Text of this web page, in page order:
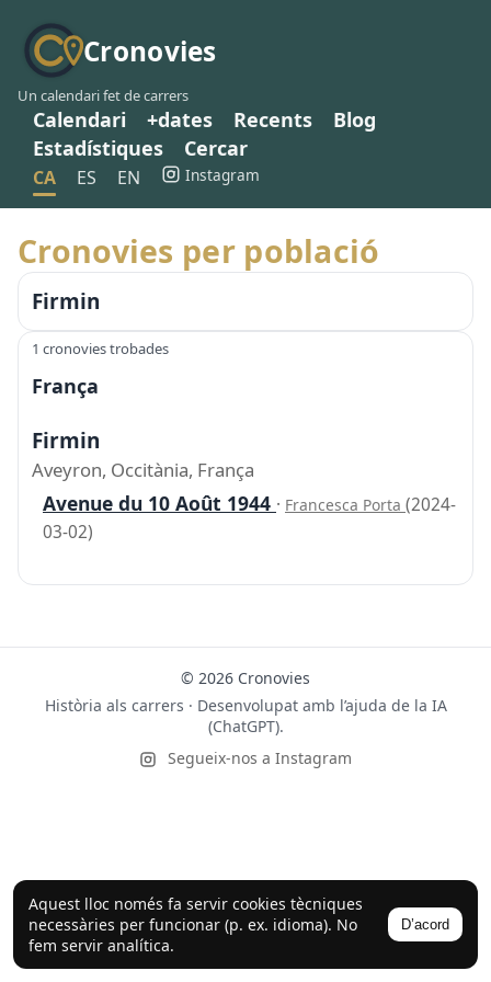
Cronovies
Un calendari fet de carrers
Calendari +dates Recents
Blog
Estadístiques
Cercar
CA ES EN Instagram
Aquest lloc només fa servir cookies tècniques
necessàries per funcionar (p. ex. idioma). No
fem servir analítica.
D’acord
Cronovies per població
Firmin
1 cronovies trobades
França
Firmin
Aveyron, Occitània, França
Avenue du 10 Août 1944 · Francesca Porta (2024-
03-02)
© 2026 Cronovies
Història als carrers · Desenvolupat amb l’ajuda de la IA
(ChatGPT).
Segueix-nos a Instagram